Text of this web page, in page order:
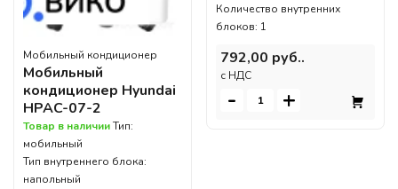
Мобильный кондиционер
Мобильный
кондиционер Hyundai
HPAC-07-2
Товар в наличииТип:
мобильный
Тип внутреннего блока:
напольный
Количество внутренних
блоков: 1
792,00 руб..
c НДС
- +